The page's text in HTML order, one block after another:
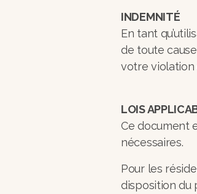
INDEMNITÉ
En tant
de toute
votre violation
LOIS
Ce document
nécessaires.
Pour les
disposition du